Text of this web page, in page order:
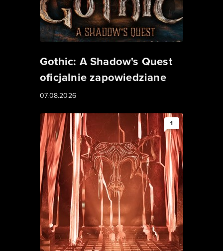
Gothic: A Shadow's Quest
oficjalnie zapowiedziane
07.08.2026
1